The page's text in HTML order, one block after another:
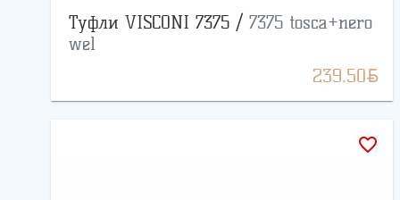
Туфли VISCONI 7375 / 7375 tosca+nero
wel
239.50BYN
favorite_border